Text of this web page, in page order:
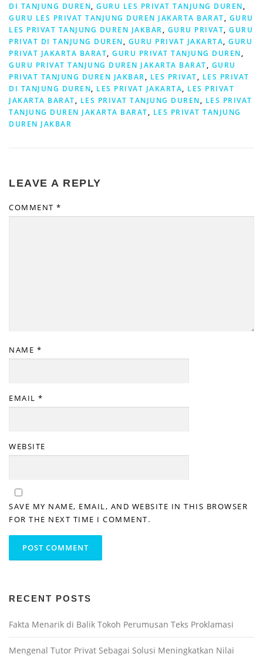
DI TANJUNG DUREN, GURU LES PRIVAT TANJUNG DUREN,
GURU LES PRIVAT TANJUNG DUREN JAKARTA BARAT, GURU
LES PRIVAT TANJUNG DUREN JAKBAR, GURU PRIVAT, GURU
PRIVAT DI TANJUNG DUREN, GURU PRIVAT JAKARTA, GURU
PRIVAT JAKARTA BARAT, GURU PRIVAT TANJUNG DUREN,
GURU PRIVAT TANJUNG DUREN JAKARTA BARAT, GURU
PRIVAT TANJUNG DUREN JAKBAR, LES PRIVAT, LES PRIVAT
DI TANJUNG DUREN, LES PRIVAT JAKARTA, LES PRIVAT
JAKARTA BARAT, LES PRIVAT TANJUNG DUREN, LES PRIVAT
TANJUNG DUREN JAKARTA BARAT, LES PRIVAT TANJUNG
DUREN JAKBAR
LEAVE A REPLY
COMMENT *
NAME *
EMAIL *
WEBSITE
SAVE MY NAME, EMAIL, AND WEBSITE IN THIS BROWSER
FOR THE NEXT TIME I COMMENT.
RECENT POSTS
Fakta Menarik di Balik Tokoh Perumusan Teks Proklamasi
Mengenal Tutor Privat Sebagai Solusi Meningkatkan Nilai